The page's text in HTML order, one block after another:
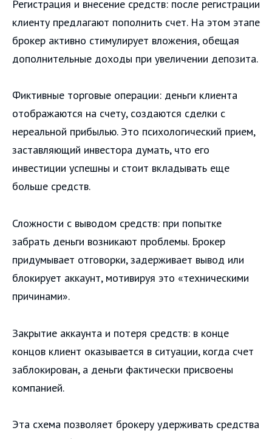
Регистрация и внесение средств: после регистрации
клиенту предлагают пополнить счет. На этом этапе
брокер активно стимулирует вложения, обещая
дополнительные доходы при увеличении депозита.
Фиктивные торговые операции: деньги клиента
отображаются на счету, создаются сделки с
нереальной прибылью. Это психологический прием,
заставляющий инвестора думать, что его
инвестиции успешны и стоит вкладывать еще
больше средств.
Сложности с выводом средств: при попытке
забрать деньги возникают проблемы. Брокер
придумывает отговорки, задерживает вывод или
блокирует аккаунт, мотивируя это «техническими
причинами».
Закрытие аккаунта и потеря средств: в конце
концов клиент оказывается в ситуации, когда счет
заблокирован, а деньги фактически присвоены
компанией.
Эта схема позволяет брокеру удерживать средства